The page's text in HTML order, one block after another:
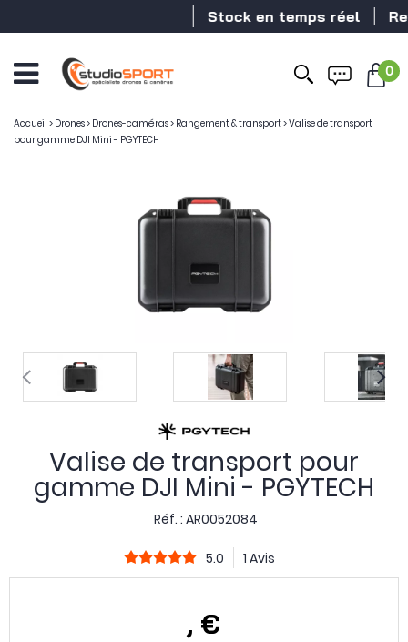
Stock en temps réel
0
Accueil > Drones> Drones-caméras> Rangement & transport>Valise de transport
pour gamme DJI Mini - PGYTECH
Valise de transport pour
gamme DJI Mini - PGYTECH
Réf. : AR0052084
5.0 1 Avis
, €